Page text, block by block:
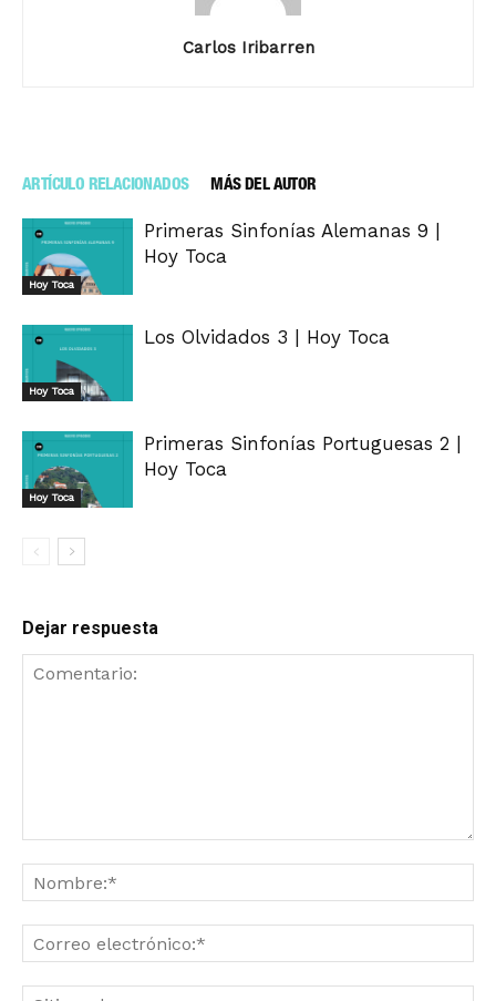
Carlos Iribarren
ARTÍCULO RELACIONADOS MÁS DEL AUTOR
Hoy Toca
Primeras Sinfonías Alemanas 9 |
Hoy Toca
Hoy Toca
Los Olvidados 3 | Hoy Toca
Hoy Toca
Primeras Sinfonías Portuguesas 2 |
Hoy Toca
Dejar respuesta